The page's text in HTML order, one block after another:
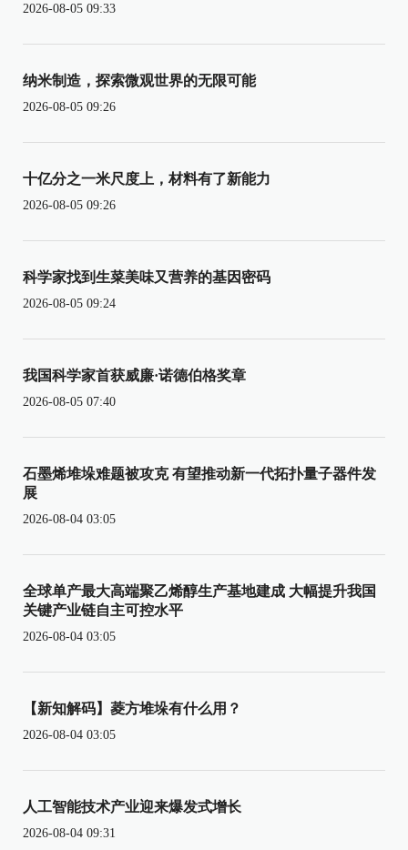
2026-08-05 09:33
纳米制造，探索微观世界的无限可能
2026-08-05 09:26
十亿分之一米尺度上，材料有了新能力
2026-08-05 09:26
科学家找到生菜美味又营养的基因密码
2026-08-05 09:24
我国科学家首获威廉·诺德伯格奖章
2026-08-05 07:40
石墨烯堆垛难题被攻克 有望推动新一代拓扑量子器件发
展
2026-08-04 03:05
全球单产最大高端聚乙烯醇生产基地建成 大幅提升我国
关键产业链自主可控水平
2026-08-04 03:05
【新知解码】菱方堆垛有什么用？
2026-08-04 03:05
人工智能技术产业迎来爆发式增长
2026-08-04 09:31